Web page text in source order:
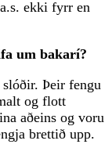
ekki fyrr en
um bakarí?
Þeir fengu
og flott
aðeins og voru
brettið upp.